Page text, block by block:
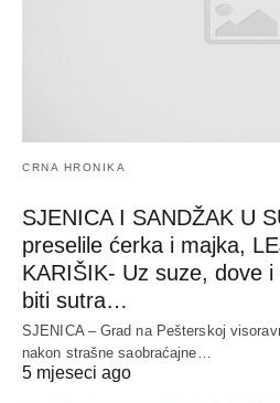
CRNA HRONIKA
SJENICA I SANDŽAK U
preselile ćerka i majka,
KARIŠIK- Uz suze, dove
biti sutra…
SJENICA – Grad na Pešterskoj
nakon strašne saobraćajne…
5 mjeseci ago